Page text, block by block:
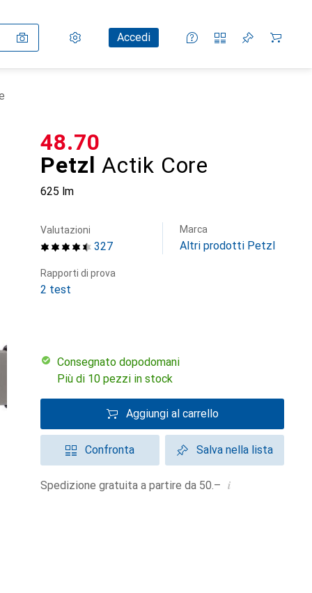
Impostazioni
Conto clienteAccedi
Liste di confronto
Liste dei desideri
Carrello
Petzl Actik Core
625 lm
CHF
48.70
327
Valutazioni Marca
Altri prodotti Petzl
Rapporti di prova
2 test
Consegnato dopodomani
Più di 10 pezzi in stock
Aggiungi al carrello
Confronta Salva nella lista
Spedizione gratuita a partire da 50.– i